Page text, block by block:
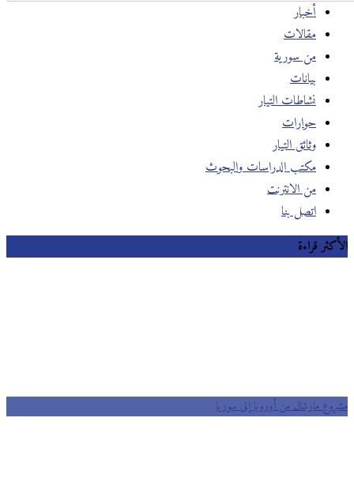
أخبار
مقالات
من سورية
بيانات
نشاطات التيار
حوارات
وثائق التيار
مكتب الدراسات والبحوث
من الانترنت
اتصل بنا
الأكثر قراءة
مشروع مارشال من أوروبا إلى سوريا